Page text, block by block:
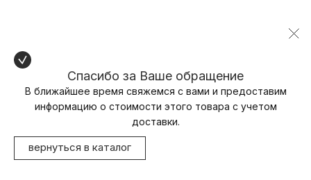
Спасибо за Ваше обращение
В ближайшее время свяжемся с вами и предоставим
информацию о стоимости этого товара с учетом
доставки.
вернуться в каталог